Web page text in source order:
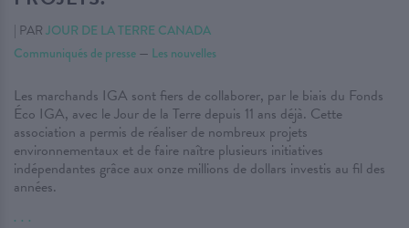
| PAR JOUR DE LA TERRE CANADA
Communiqués de presse — Les nouvelles
Les marchands IGA sont fiers de collaborer, par le biais du Fonds
Éco IGA, avec le Jour de la Terre depuis 11 ans déjà. Cette
association a permis de réaliser de nombreux projets
environnementaux et de faire naître plusieurs initiatives
indépendantes grâce aux onze millions de dollars investis au fil des
années.
. . .